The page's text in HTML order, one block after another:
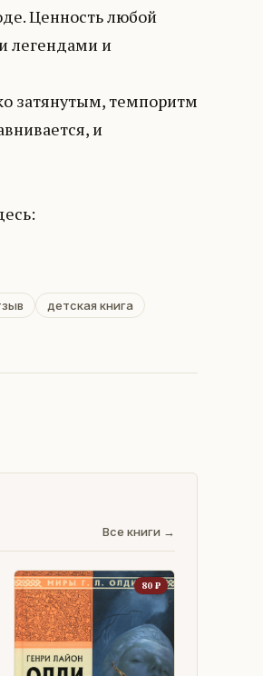
Ценность любой
легендами и
затянутым, темпоритм
и
детская книга
Все книги →
80₽